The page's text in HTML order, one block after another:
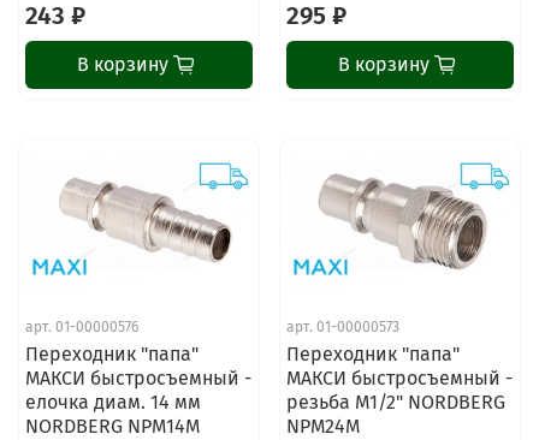
243 ₽
В корзину
295 ₽
В корзину
арт. 01-00000576
Переходник "папа"
МАКСИ быстросъемный -
елочка диам. 14 мм
NORDBERG NPM14M
арт. 01-00000573
Переходник "папа"
МАКСИ быстросъемный -
резьба M1/2" NORDBERG
NPM24M